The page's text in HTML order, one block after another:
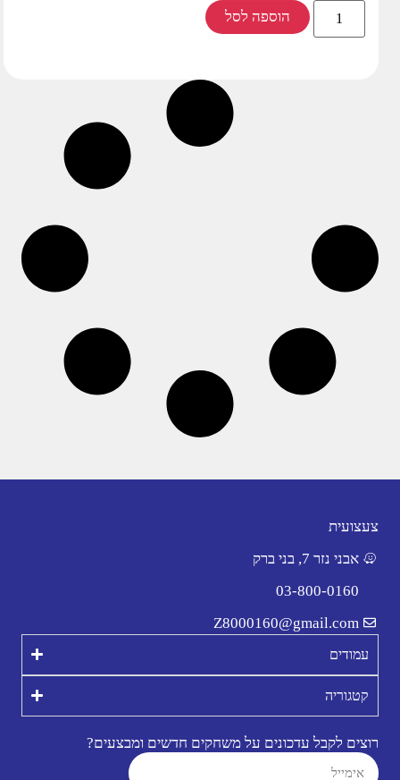
הוספה לסל
צעצועית
אבני נזר 7, בני ברק
03-800-0160
Z8000160@gmail.com
עמודים
קטגוריה
רוצים לקבל עדכונים על משחקים חדשים ומבצעים?